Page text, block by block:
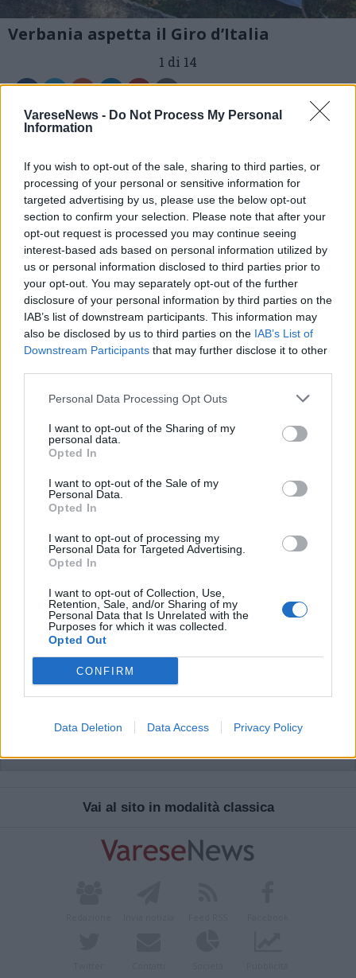
VareseNews - Do Not Process My Personal
Information
If you wish to opt-out of the sale, sharing to third parties, or
processing of your personal or sensitive information for
targeted advertising by us, please use the below opt-out
section to confirm your selection. Please note that after your
opt-out request is processed you may continue seeing
interest-based ads based on personal information utilized by
us or personal information disclosed to third parties prior to
your opt-out. You may separately opt-out of the further
disclosure of your personal information by third parties on the
IAB’s list of downstream participants. This information may
also be disclosed by us to third parties on the IAB’s List of
Downstream Participants that may further disclose it to other
Personal Data Processing Opt Outs
I want to opt-out of the Sharing of my
personal data.
Opted In
I want to opt-out of the Sale of my
Personal Data.
Opted In
I want to opt-out of processing my
Personal Data for Targeted Advertising.
Opted In
I want to opt-out of Collection, Use,
Retention, Sale, and/or Sharing of my
Personal Data that Is Unrelated with the
Purposes for which it was collected.
Opted Out
CONFIRM
Data Deletion Data Access Privacy Policy
Verbania aspetta il Giro d’Italia
1 di 14
ADV
per commentare questo
articolo.
L'email è richiesta ma non verrà mostrata ai visitatori. Il contenuto di questo
commento esprime il pensiero dell'autore e non rappresenta la linea editoriale
possono essere automaticamente pubblicati senza filtro preventivo. I commenti
che includano uno o più link a siti esterni verranno rimossi in automatico dal
Vai al sito in modalità classica